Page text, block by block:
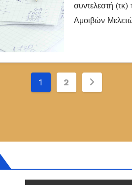
συντελεστή
Αμοιβών
Σελιδοποίηση
1 2